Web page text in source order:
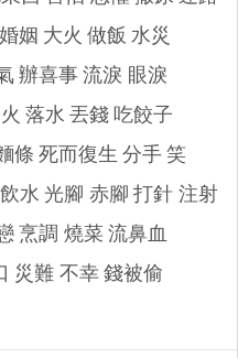
婚姻 大火 做飯 水災
辦喜事 流淚 眼淚
落水 丟錢 吃餃子
條 死而復生 分手 笑
水 光腳 赤腳 打針 注射
烹調 燒菜 流鼻血
災難 不幸 錢被偷